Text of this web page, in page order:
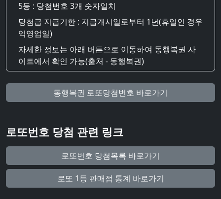
5등 : 당첨번호 3개 숫자일치
당첨급 지급기한 : 지급개시일로부터 1년(휴일인 경우
익영업일)
자세한 정보는 아래 버튼으로 이동하여 동행복권 사
이트에서 확인 가능(출처 - 동행복권)
동행복권 로또당첨번호 바로가기
로또번호 당첨 관련 링크
로또번호 당첨목록 바로가기
로또 1등 판매점 통계 바로가기